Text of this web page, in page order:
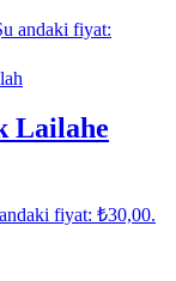
andaki fiyat:
Lailahe
fiyat: ₺30,00.